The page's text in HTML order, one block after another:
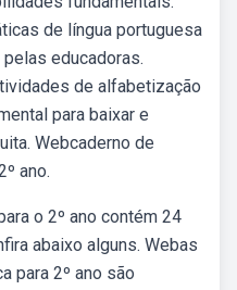
de língua portuguesa
educadoras.
de alfabetização
para baixar e
Webcaderno de
ano.
o 2º ano contém 24
abaixo alguns. Webas
para 2º ano são